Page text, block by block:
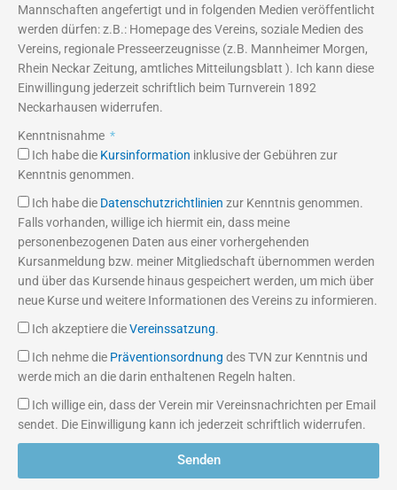
Mannschaften angefertigt und in folgenden Medien veröffentlicht
werden dürfen: z.B.: Homepage des Vereins, soziale Medien des
Vereins, regionale Presseerzeugnisse (z.B. Mannheimer Morgen,
Rhein Neckar Zeitung, amtliches Mitteilungsblatt ). Ich kann diese
Einwillingung jederzeit schriftlich beim Turnverein 1892
Neckarhausen widerrufen.
Kenntnisnahme
Ich habe die Kursinformation inklusive der Gebühren zur
Kenntnis genommen.
Ich habe die Datenschutzrichtlinien zur Kenntnis genommen.
Falls vorhanden, willige ich hiermit ein, dass meine
personenbezogenen Daten aus einer vorhergehenden
Kursanmeldung bzw. meiner Mitgliedschaft übernommen werden
und über das Kursende hinaus gespeichert werden, um mich über
neue Kurse und weitere Informationen des Vereins zu informieren.
Ich akzeptiere dieVereinssatzung.
Ich nehme die Präventionsordnung des TVN zur Kenntnis und
werde mich an die darin enthaltenen Regeln halten.
Ich willige ein, dass der Verein mir Vereinsnachrichten per Email
sendet. Die Einwilligung kann ich jederzeit schriftlich widerrufen.
Senden